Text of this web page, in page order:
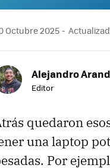
Octubre 2025
Alejandro
Editor
quedaron
una laptop
Por